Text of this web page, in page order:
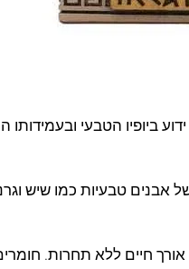
ביופיו הטבעי
אבנים טבעיות כמו שיש
אורך חיים ללא תחרות.